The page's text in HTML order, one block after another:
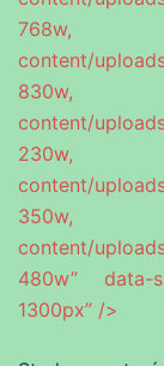
768w,
content/
830w,
content/
230w,
content/
350w,
content/
480w” data-
1300px” />